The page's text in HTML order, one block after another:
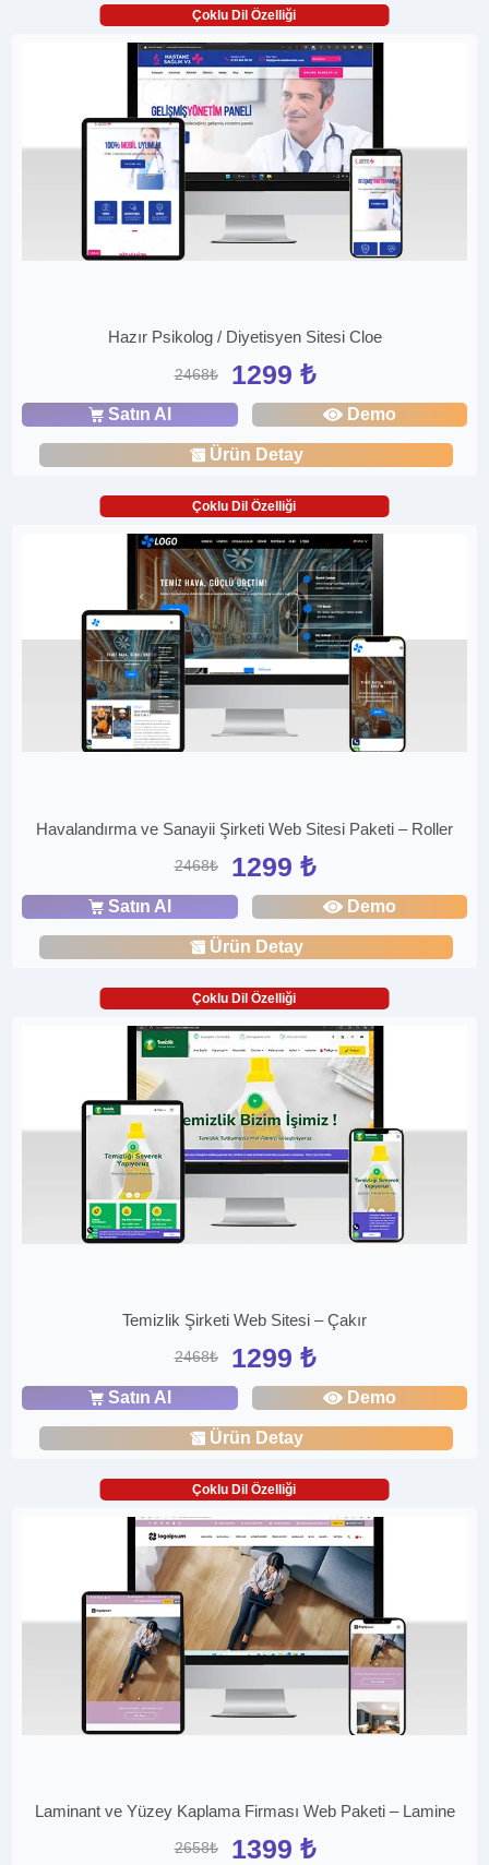
Çoklu Dil Özelliği
Hazır Psikolog / Diyetisyen Sitesi Cloe
2468₺ 1299 ₺
Satın Al Demo
Ürün Detay
Çoklu Dil Özelliği
Havalandırma ve Sanayii Şirketi Web Sitesi Paketi – Roller
2468₺ 1299 ₺
Satın Al Demo
Ürün Detay
Çoklu Dil Özelliği
Temizlik Şirketi Web Sitesi – Çakır
2468₺ 1299 ₺
Satın Al Demo
Ürün Detay
Çoklu Dil Özelliği
Laminant ve Yüzey Kaplama Firması Web Paketi – Lamine
2658₺ 1399 ₺